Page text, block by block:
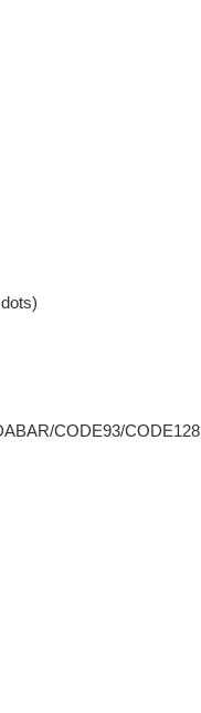
CODE93/CODE128